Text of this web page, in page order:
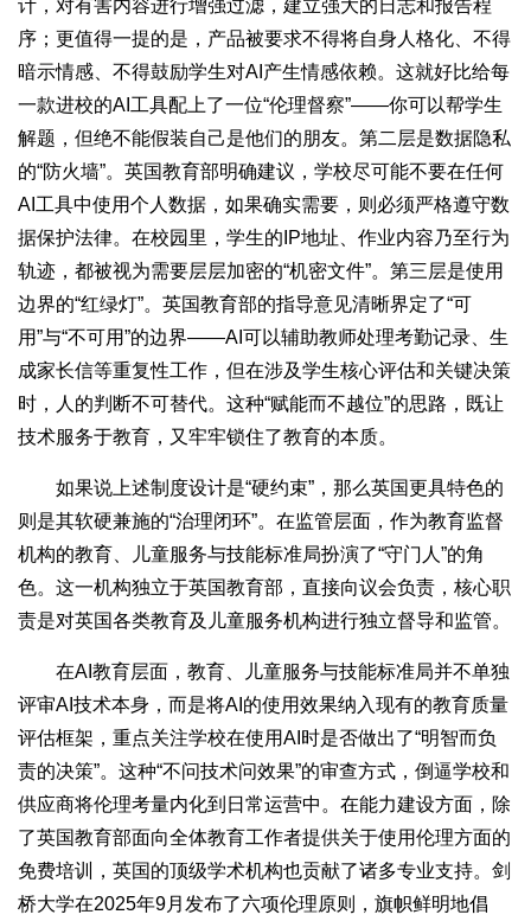
计，对有害内容进行增强过滤，建立强大的日志和报告程
序；更值得一提的是，产品被要求不得将自身人格化、不得
暗示情感、不得鼓励学生对AI产生情感依赖。这就好比给每
一款进校的AI工具配上了一位“伦理督察”——你可以帮学生
解题，但绝不能假装自己是他们的朋友。第二层是数据隐私
的“防火墙”。英国教育部明确建议，学校尽可能不要在任何
AI工具中使用个人数据，如果确实需要，则必须严格遵守数
据保护法律。在校园里，学生的IP地址、作业内容乃至行为
轨迹，都被视为需要层层加密的“机密文件”。第三层是使用
边界的“红绿灯”。英国教育部的指导意见清晰界定了“可
用”与“不可用”的边界——AI可以辅助教师处理考勤记录、生
成家长信等重复性工作，但在涉及学生核心评估和关键决策
时，人的判断不可替代。这种“赋能而不越位”的思路，既让
技术服务于教育，又牢牢锁住了教育的本质。
如果说上述制度设计是“硬约束”，那么英国更具特色的
则是其软硬兼施的“治理闭环”。在监管层面，作为教育监督
机构的教育、儿童服务与技能标准局扮演了“守门人”的角
色。这一机构独立于英国教育部，直接向议会负责，核心职
责是对英国各类教育及儿童服务机构进行独立督导和监管。
在AI教育层面，教育、儿童服务与技能标准局并不单独
评审AI技术本身，而是将AI的使用效果纳入现有的教育质量
评估框架，重点关注学校在使用AI时是否做出了“明智而负
责的决策”。这种“不问技术问效果”的审查方式，倒逼学校和
供应商将伦理考量内化到日常运营中。在能力建设方面，除
了英国教育部面向全体教育工作者提供关于使用伦理方面的
免费培训，英国的顶级学术机构也贡献了诸多专业支持。剑
桥大学在2025年9月发布了六项伦理原则，旗帜鲜明地倡